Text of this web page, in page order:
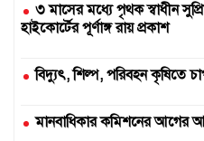
৩ মাসের মধ্যে পৃথক স্বাধীন
হাইকোর্টের পূর্ণাঙ্গ রায় প্রকাশ
বিদ্যুৎ, শিল্প, পরিবহন কৃষিতে
মানবাধিকার কমিশনের আগের